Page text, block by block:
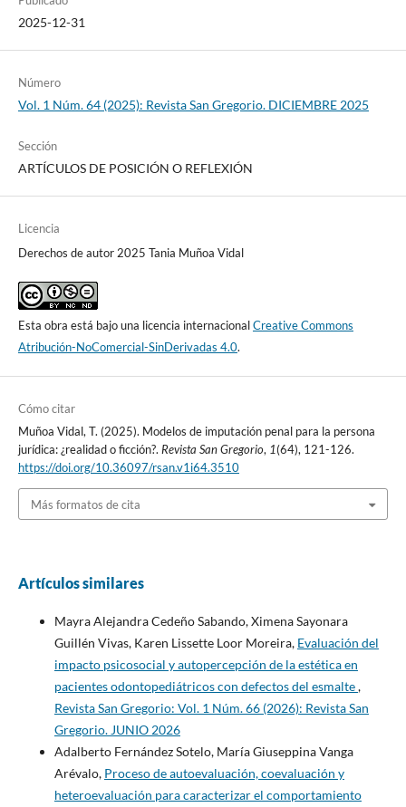
2025-12-31
Número
Vol. 1 Núm. 64 (2025): Revista San Gregorio. DICIEMBRE 2025
Sección
ARTÍCULOS DE POSICIÓN O REFLEXIÓN
Licencia
Derechos de autor 2025 Tania Muñoa Vidal
Esta obra está bajo una licencia internacionalCreative Commons
Atribución-NoComercial-SinDerivadas 4.0.
Cómo citar
Muñoa Vidal, T. (2025). Modelos de imputación penal para la persona
jurídica: ¿realidad o ficción?. Revista San Gregorio, 1(64), 121-126.
https://doi.org/10.36097/rsan.v1i64.3510
Más formatos de cita
Artículos similares
Mayra Alejandra Cedeño Sabando, Ximena Sayonara
Guillén Vivas, Karen Lissette Loor Moreira, Evaluación del
impacto psicosocial y autopercepción de la estética en
pacientes odontopediátricos con defectos del esmalte,
Revista San Gregorio: Vol. 1 Núm. 66 (2026): Revista San
Gregorio. JUNIO 2026
Adalberto Fernández Sotelo, María Giuseppina Vanga
Arévalo, Proceso de autoevaluación, coevaluación y
heteroevaluación para caracterizar el comportamiento